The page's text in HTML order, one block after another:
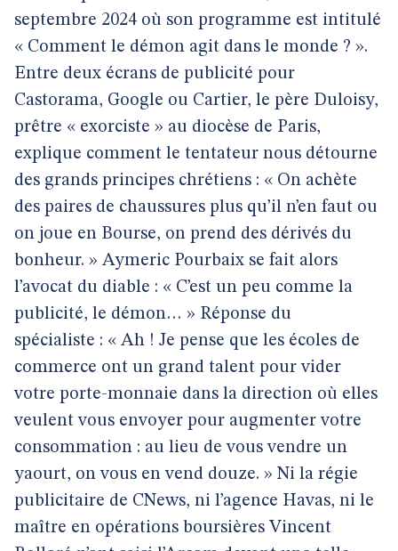
septembre 2024 où son programme est intitulé
« Comment le démon agit dans le monde ? ».
Entre deux écrans de publicité pour
Castorama, Google ou Cartier, le père Duloisy,
prêtre « exorciste » au diocèse de Paris,
explique comment le tentateur nous détourne
des grands principes chrétiens : « On achète
des paires de chaussures plus qu’il n’en faut ou
on joue en Bourse, on prend des dérivés du
bonheur. » Aymeric Pourbaix se fait alors
l’avocat du diable : « C’est un peu comme la
publicité, le démon… » Réponse du
spécialiste : « Ah ! Je pense que les écoles de
commerce ont un grand talent pour vider
votre porte-monnaie dans la direction où elles
veulent vous envoyer pour augmenter votre
consommation : au lieu de vous vendre un
yaourt, on vous en vend douze. » Ni la régie
publicitaire de CNews, ni l’agence Havas, ni le
maître en opérations boursières Vincent